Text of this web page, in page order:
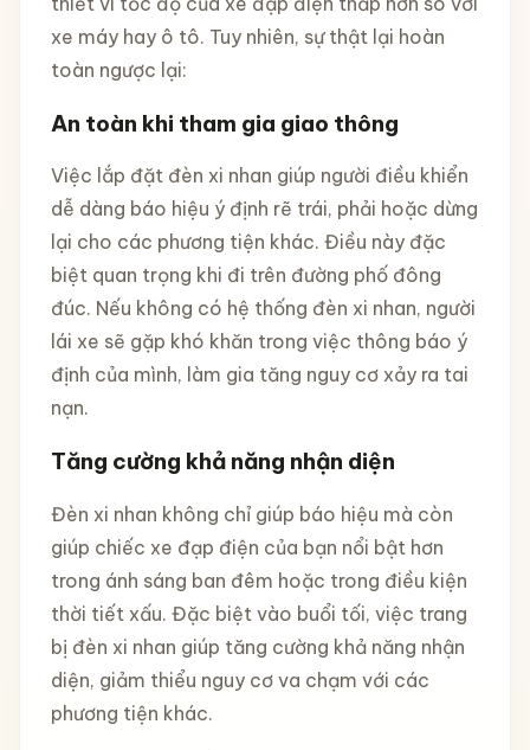
xe máy hay ô tô. Tuy nhiên, sự thật lại hoàn
toàn ngược lại:
An toàn khi tham gia giao thông
Việc lắp đặt đèn xi nhan giúp người điều khiển
dễ dàng báo hiệu ý định rẽ trái, phải hoặc dừng
lại cho các phương tiện khác. Điều này đặc
biệt quan trọng khi đi trên đường phố đông
đúc. Nếu không có hệ thống đèn xi nhan, người
lái xe sẽ gặp khó khăn trong việc thông báo ý
định của mình, làm gia tăng nguy cơ xảy ra tai
nạn.
Tăng cường khả năng nhận diện
Đèn xi nhan không chỉ giúp báo hiệu mà còn
giúp chiếc xe đạp điện của bạn nổi bật hơn
trong ánh sáng ban đêm hoặc trong điều kiện
thời tiết xấu. Đặc biệt vào buổi tối, việc trang
bị đèn xi nhan giúp tăng cường khả năng nhận
diện, giảm thiểu nguy cơ va chạm với các
phương tiện khác.